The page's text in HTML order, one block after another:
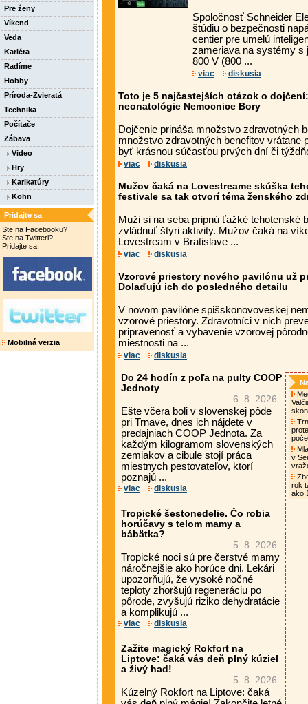
Pre ženy
Víkend
Veda
Kariéra
Radíme
Hobby
Príroda-Zvieratá
Technika
Počítače
Zábava
Video
Hry
Karikatúry
Kohn
Pridajte sa
Ste na Facebooku?
Ste na Twitteri?
Pridajte sa.
Mobilná verzia
Spoločnosť Schneider
štúdiu o bezpečnosti
centier pre umelú
zameriava na systémy s
800 V (800 ...
viac diskusia
Toto je 5 najčastejších otázok o
neonatológie Nemocnice Bory
Dojčenie prináša množstvo zdravotných
množstvo zdravotných benefitov vrátane
byť krásnou súčasťou prvých dní či
viac diskusia
Mužov čaká na Lovestreame skúška
festivale sa tak otvorí téma ženského
Muži si na seba pripnú ťažké tehotenské
zvládnuť štyri aktivity. Mužov čaká na
Lovestream v Bratislave ...
viac diskusia
Vzorové priestory nového pavilónu už
Dolaďujú ich do posledného detailu
V novom pavilóne spišskonovoveskej
vzorové priestory. Zdravotníci v nich
pripravenosť a vybavenie vzorovej
miestnosti na ...
viac diskusia
Do 24 hodín z poľa na pulty COOP
Jednoty
6. 8. 2026
Ešte včera boli v slovenskej pôde
pri Trnave, dnes ich nájdete v
predajniach COOP Jednota. Za
každým kilogramom slovenských
zemiakov a cibule stojí práca
miestnych pestovateľov, ktorí
poznajú ...
viac diskusia
Tropické šestonedelie. Čo robia
horúčavy s telom mamy a
bábätka?
5. 8. 2026
Tropické noci sú pre čerstvé mamy
náročnejšie ako horúce dni. Lekári
upozorňujú, že vysoké nočné
teploty zhoršujú regeneráciu po
pôrode, zvyšujú riziko dehydratácie
a komplikujú ...
viac diskusia
Zažite magický Rokfort na
Liptove: čaká vás deň plný kúziel
a živý had!
5. 8. 2026
Kúzelný Rokfort na Liptove: čaká
v
rok
ako